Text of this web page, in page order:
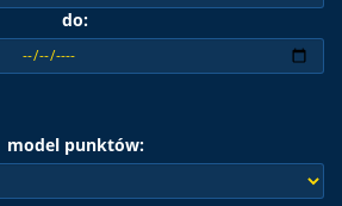
do:
model punktów: